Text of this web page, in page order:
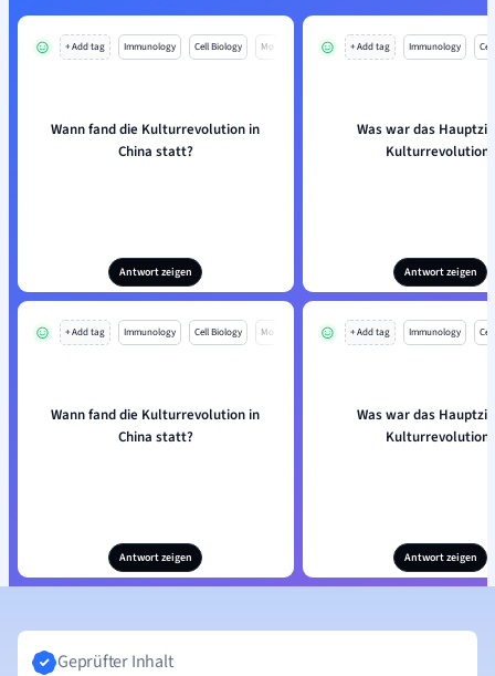
+ Add tag Immunology Cell Biology Mo
Wann fand die Kulturrevolution in
China statt?
Antwort zeigen
+ Add tag Immunology
Was war das
Kulturrevolution?
Antwort zeigen
+ Add tag Immunology Cell Biology Mo
Wann fand die Kulturrevolution in
China statt?
Antwort zeigen
+ Add tag Immunology
Was war das
Kulturrevolution?
Antwort zeigen
Geprüfter Inhalt